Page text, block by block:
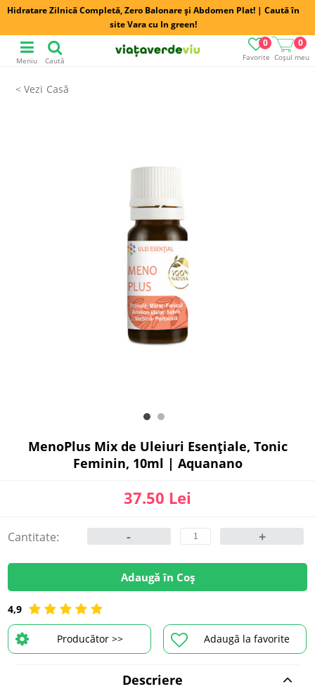
Hidratare Zilnică Completă, Zero Balonare și Abdomen Plat! | Caută în
site Vara cu In green!
Favorite
0
Coșul meu
0
Meniu Caută
Casă
4,9
Adaugă la favorite
Producător >>
MenoPlus Mix de Uleiuri Esențiale, Tonic
Feminin, 10ml | Aquanano
37.50 Lei
Cantitate: - +
Adaugă în Coș
Descriere